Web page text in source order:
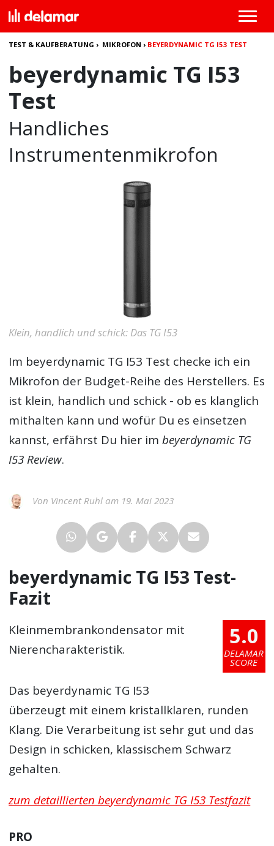
TEST & KAUFBERATUNG › MIKROFON › BEYERDYNAMIC TG I53 TEST
beyerdynamic TG I53
Test
Handliches
Instrumentenmikrofon
Klein, handlich und schick: Das TG I53
Im beyerdynamic TG I53 Test checke ich ein
Mikrofon der Budget-Reihe des Herstellers. Es
ist klein, handlich und schick - ob es klanglich
mithalten kann und wofür Du es einsetzen
kannst, erfährst Du hier imbeyerdynamic TG
I53 Review.
Von Vincent Ruhl am 19. Mai 2023
beyerdynamic TG I53 Test-
Fazit
5.0
DELAMAR
SCORE
Kleinmembrankondensator mit
Nierencharakteristik.
Das beyerdynamic TG I53
überzeugt mit einem kristallklaren, runden
Klang. Die Verarbeitung ist sehr gut und das
Design in schicken, klassischem Schwarz
gehalten.
zum detaillierten beyerdynamic TG I53 Testfazit
PRO